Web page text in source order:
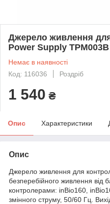
Джерело живлення
Power Supply TPM003B
Немає в наявності
Код: 116036
Роздріб
1 540 ₴
Опис Характеристики
Опис
Джерело живлення для
безперебійного живлення від
контролерами: inBio160,
змінного струму, 50/60 Гц.